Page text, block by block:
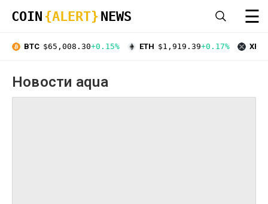
COIN {ALERT} NEWS ☰
BTC $65,008.30+0.15% ETH $1,919.39+0.17% XRP
Новости aqua